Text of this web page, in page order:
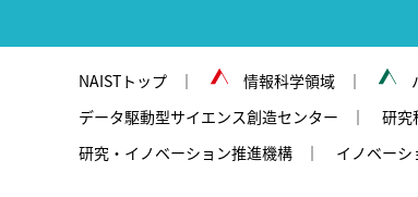
NAISTトップ 情報科学領域
データ駆動型サイエンス創造センター
研究
研究・イノベーション推進機構
イノベーシ